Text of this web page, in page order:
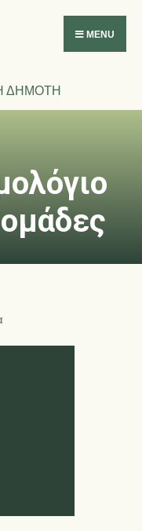
MENU
ΔΗΜΟΤΗ